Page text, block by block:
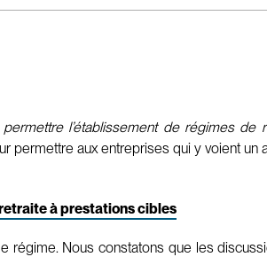
l’établissement de régimes de
permettre aux entreprises qui y voient un
à prestations cibles
régime. Nous constatons que les